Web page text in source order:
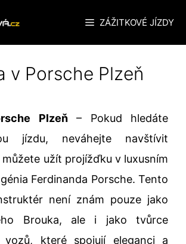
ZÁŽITKOVÉ JÍZDY
v Porsche Plzeň
Plzeň– Pokud hledáte
jízdu, neváhejte navštívit
můžete užít projížďku v luxusním
Ferdinanda Porsche. Tento
není znám pouze jako
Brouka, ale i jako tvůrce
vozů, které spojují eleganci a